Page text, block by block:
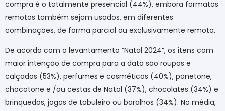
compra é o totalmente presencial (44%), embora formatos
remotos também sejam usados, em diferentes
combinações, de forma parcial ou exclusivamente remota.
De acordo com o levantamento “Natal 2024”, os itens com
maior intenção de compra para a data são roupas e
calçados (53%), perfumes e cosméticos (40%), panetone,
chocotone e /ou cestas de Natal (37%), chocolates (34%) e
brinquedos, jogos de tabuleiro ou baralhos (34%). Na média,